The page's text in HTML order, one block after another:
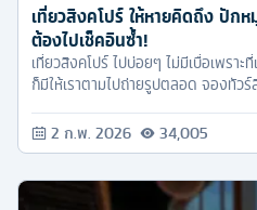
เที่ยวสิงคโปร์ ให้หายคิดถึง ปัก
ต้องไปเช็คอินซ้ำ!
เที่ยวสิงคโปร์ ไปบ่อยๆ ไม่มีเบื่อเพราะ
ก็มีให้เราตามไปถ่ายรูปตลอด จองทัว
2 ก.พ. 2026 34,005